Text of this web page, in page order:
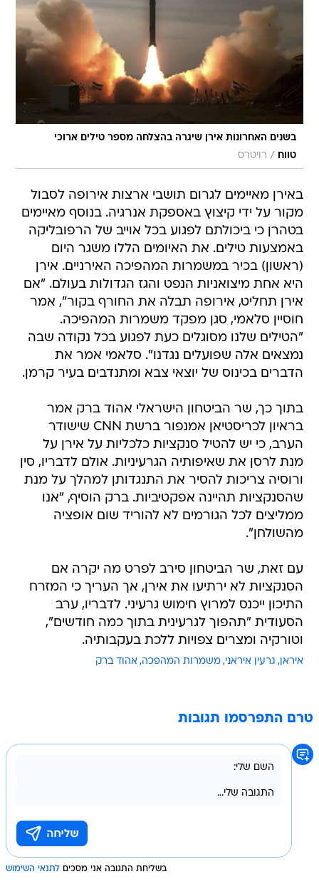
בשנים האחרונות אירן שיגרה בהצלחה מספר טילים ארוכי
טווח
/ רויטרס
באירן מאיימים לגרום תושבי ארצות אירופה לסבול
מקור על ידי קיצוץ באספקת אנרגיה. בנוסף מאיימים
בטהרן כי ביכולתם לפגוע בכל אוייב של הרפובליקה
באמצעות טילים. את האיומים הללו משגר היום
(ראשון) בכיר במשמרות המהפיכה האירניים. אירן
היא אחת מיצואניות הנפט והגז הגדולות בעולם. "אם
אירן תחליט, אירופה תבלה את החורף בקור", אמר
חוסיין סלאמי, סגן מפקד משמרות המהפיכה.
"הטילים שלנו מסוגלים כעת לפגוע בכל נקודה שבה
נמצאים אלה שפועלים נגדנו". סלאמי אמר את
הדברים בכינוס של יוצאי צבא ומתנדבים בעיר קרמן.
בתוך כך, שר הביטחון הישראלי אהוד ברק אמר
בראיון לכריסטיאן אמנפור ברשת CNN שישודר
הערב, כי יש להטיל סנקציות כלכליות על אירן על
מנת לרסן את שאיפותיה הגרעיניות. אולם לדבריו, סין
ורוסיה צריכות להסיר את התנגדותן למהלך על מנת
שהסנקציות תהיינה אפקטיביות. ברק הוסיף, "אנו
ממליצים לכל הגורמים לא להוריד שום אופציה
מהשולחן".
עם זאת, שר הביטחון סירב לפרט מה יקרה אם
הסנקציות לא ירתיעו את אירן, אך העריך כי המזרח
התיכון ייכנס למרוץ חימוש גרעיני. לדבריו, ערב
הסעודית "תהפוך לגרעינית בתוך כמה חודשים",
וטורקיה ומצרים צפויות ללכת בעקבותיה.
איראן גרעין איראני משמרות המהפכה אהוד ברק
טרם התפרסמו תגובות
בשליחת התגובה אני מסכים לתנאי השימוש